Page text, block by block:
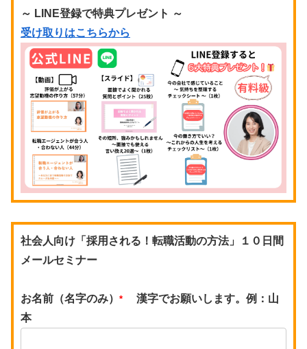
～ LINE登録で特典プレゼント ～
受け取りはこちらから
社会人向け「採用される！転職活動の方法」１０日間
メールセミナー
お名前（名字のみ） *
漢字でお願いします。例：山
本